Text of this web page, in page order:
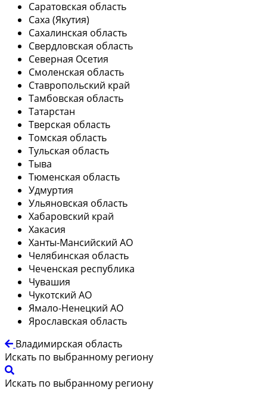
Саратовская область
Саха (Якутия)
Сахалинская область
Свердловская область
Северная Осетия
Смоленская область
Ставропольский край
Тамбовская область
Татарстан
Тверская область
Томская область
Тульская область
Тыва
Тюменская область
Удмуртия
Ульяновская область
Хабаровский край
Хакасия
Ханты-Мансийский АО
Челябинская область
Чеченская республика
Чувашия
Чукотский АО
Ямало-Ненецкий АО
Ярославская область
Владимирская область
Искать по выбранному региону
Искать по выбранному региону